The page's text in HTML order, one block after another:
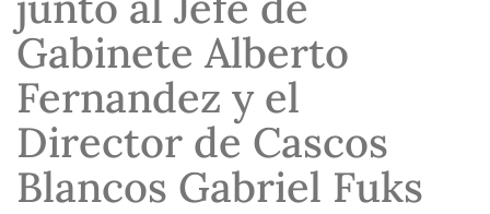
Gabinete Alberto
Fernandez y el
Director de Cascos
Blancos Gabriel Fuks